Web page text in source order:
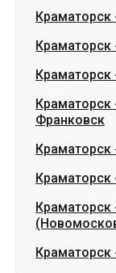
Краматорск
Краматорск
Краматорск
Краматорск
Франковск
Краматорск
Краматорск
Краматорск
Краматорск